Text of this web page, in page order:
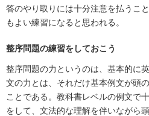
答のやり取りには十分注意を払うこ
もよい練習になると思われる。
整序問題の練習をしておこう
整序問題の力というのは、基本的に
文の力とは、それだけ基本例文が頭
ことである。教科書レベルの例文で
をして、文法的な理解を伴いながら